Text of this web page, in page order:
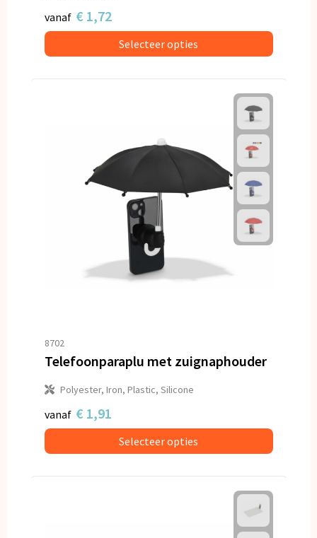
vanaf € 1,72
Selecteer opties
8702
Telefoonparaplu met zuignaphouder
Polyester, Iron, Plastic, Silicone
vanaf € 1,91
Selecteer opties